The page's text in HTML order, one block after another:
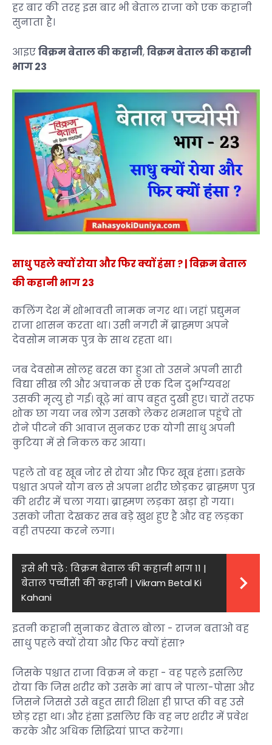
हर बार की तरह इस बार भी बेताल राजा को एक कहानी
सुनाता है।
आइएविक्रम बेताल की कहानी,विक्रम बेताल की कहानी
भाग 23
साधु पहले क्यों रोया और फिर क्यों हंसा ? | विक्रम बेताल
की कहानी भाग 23
कलिंग देश में शोभावती नामक नगर था। जहां प्रद्युमन
राजा शासन करता था। उसी नगरी में ब्राह्मण अपने
देवसोम नामक पुत्र के साथ रहता था।
जब देवसोम सोलह बरस का हुआ तो उसने अपनी सारी
विद्या सीख ली और अचानक से एक दिन दुर्भाग्यवश
उसकी मृत्यु हो गई। बूढ़े मां बाप बहुत दुखी हुए। चारों तरफ
शोक छा गया जब लोग उसको लेकर शमशान पहुंचे तो
रोने पीटने की आवाज सुनकर एक योगी साधु अपनी
कुटिया में से निकल कर आया।
पहले तो वह खूब जोर से रोया और फिर खूब हंसा। इसके
पश्चात अपने योग बल से अपना शरीर छोड़कर ब्राह्मण पुत्र
की शरीर में चला गया। ब्राह्मण लड़का खड़ा हो गया।
उसको जीता देखकर सब बड़े खुश हुए है और वह लड़का
वही तपस्या करने लगा।
इसे भी पढ़े : विक्रम बेताल की कहानी भाग 11 |
बेताल पच्चीसी की कहानी | Vikram Betal Ki
Kahani
इतनी कहानी सुनाकर बेताल बोला - राजन बताओ वह
साधु पहले क्यों रोया और फिर क्यों हंसा?
जिसके पश्चात राजा विक्रम ने कहा - वह पहले इसलिए
रोया कि जिस शरीर को उसके मां बाप ने पाला-पोसा और
जिसने जिससे उसे बहुत सारी शिक्षा ही प्राप्त की वह उसे
छोड़ रहा था। और हंसा इसलिए कि वह नए शरीर में प्रवेश
करके और अधिक सिद्धियां प्राप्त करेगा।